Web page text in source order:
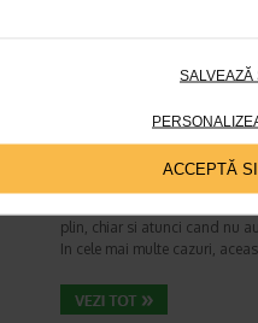
SALVEAZĂ
ACCEPTĂ
Boli ale sistemului digestiv
4 minute, 55
plin, chiar si atunci cand nu
In cele mai multe cazuri,